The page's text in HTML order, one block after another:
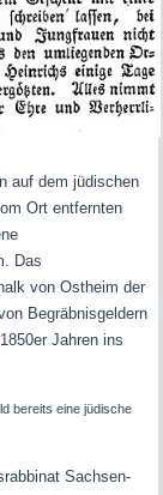
auf dem jüdischen
Ort entfernten
Das
von Ostheim der
Begräbnisgeldern
Jahren ins
bereits eine jüdische
Sachsen-